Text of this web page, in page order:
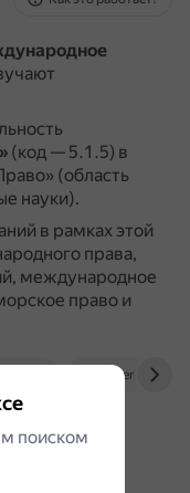
(код — 5.1.5) в
(область
науки).
в рамках этой
права,
международное
право и
cyberleninka.ru
поиском